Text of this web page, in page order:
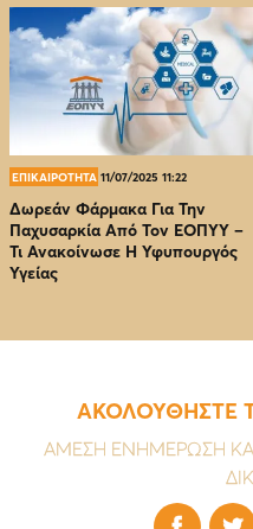
ΕΠΙΚΑΙΡΟΤΗΤΑ 11/07/2025 11:22
Δωρεάν Φάρμακα Για Την
Παχυσαρκία Από Τον EOΠΥΥ –
Τι Ανακοίνωσε Η Υφυπουργός
Υγείας
ΑΚΟΛΟΥΘΗΣΤΕ
ΑΜΕΣΗ ΕΝΗΜΕΡΩΣΗ